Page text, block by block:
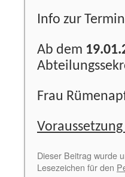
Info zur
Ab dem
Frau
Dieser Beitrag wurde
Lesezeichen für den